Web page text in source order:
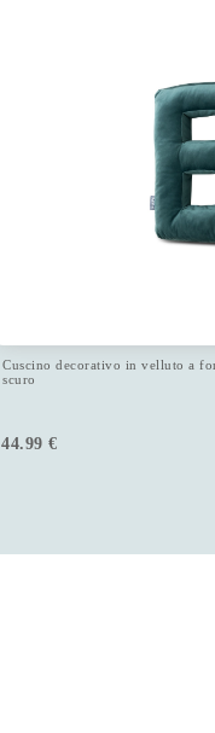
Cuscino decorativo in velluto a
scuro
44.99 €